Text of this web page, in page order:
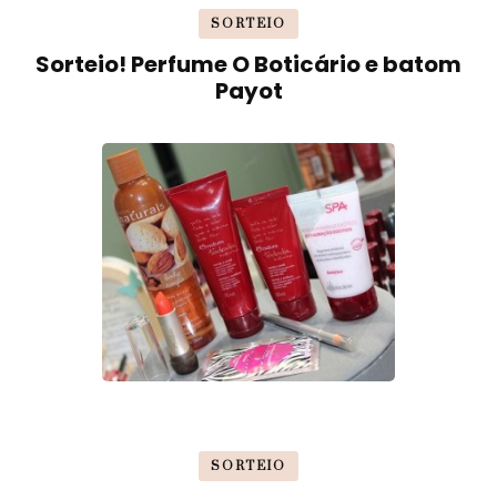
SORTEIO
Sorteio! Perfume O Boticário e batom
Payot
SORTEIO